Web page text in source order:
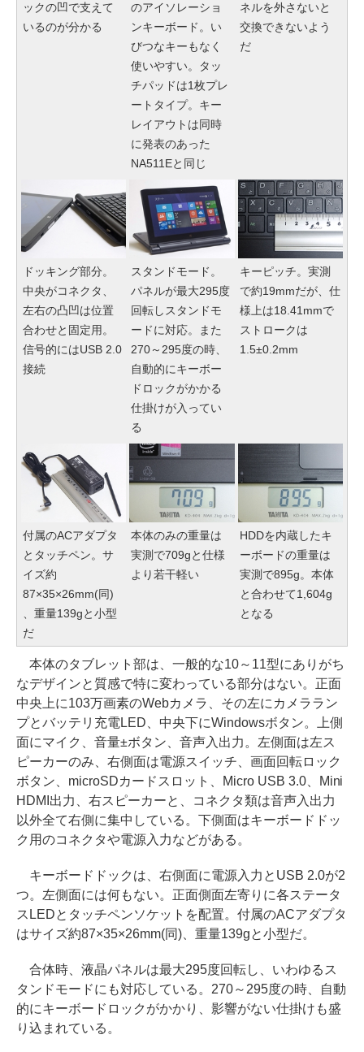
ックの凹で支えて
いるのが分かる
のアイソレーショ
ンキーボード。い
びつなキーもなく
使いやすい。タッ
チパッドは1枚プレ
ートタイプ。キー
レイアウトは同時
に発表のあった
NA511Eと同じ
ネルを外さないと
交換できないよう
だ
ドッキング部分。
中央がコネクタ、
左右の凸凹は位置
合わせと固定用。
信号的にはUSB 2.0
接続
スタンドモード。
パネルが最大295度
回転しスタンドモ
ードに対応。また
270～295度の時、
自動的にキーボー
ドロックがかかる
仕掛けが入ってい
る
キーピッチ。実測
で約19mmだが、仕
様上は18.41mmで
ストロークは
1.5±0.2mm
付属のACアダプタ
とタッチペン。サ
イズ約
87×35×26mm(同)
、重量139gと小型
だ
本体のみの重量は
実測で709gと仕様
より若干軽い
HDDを内蔵したキ
ーボードの重量は
実測で895g。本体
と合わせて1,604g
となる
本体のタブレット部は、一般的な10～11型にありがち
なデザインと質感で特に変わっている部分はない。正面
中央上に103万画素のWebカメラ、その左にカメララン
プとバッテリ充電LED、中央下にWindowsボタン。上側
面にマイク、音量±ボタン、音声入出力。左側面は左ス
ピーカーのみ、右側面は電源スイッチ、画面回転ロック
ボタン、microSDカードスロット、Micro USB 3.0、Mini
HDMI出力、右スピーカーと、コネクタ類は音声入出力
以外全て右側に集中している。下側面はキーボードドッ
ク用のコネクタや電源入力などがある。
キーボードドックは、右側面に電源入力とUSB 2.0が2
つ。左側面には何もない。正面側面左寄りに各ステータ
スLEDとタッチペンソケットを配置。付属のACアダプタ
はサイズ約87×35×26mm(同)、重量139gと小型だ。
合体時、液晶パネルは最大295度回転し、いわゆるス
タンドモードにも対応している。270～295度の時、自動
的にキーボードロックがかかり、影響がない仕掛けも盛
り込まれている。